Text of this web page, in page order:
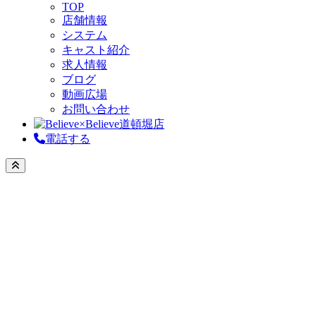
TOP
店舗情報
システム
キャスト紹介
求人情報
ブログ
動画広場
お問い合わせ
電話する